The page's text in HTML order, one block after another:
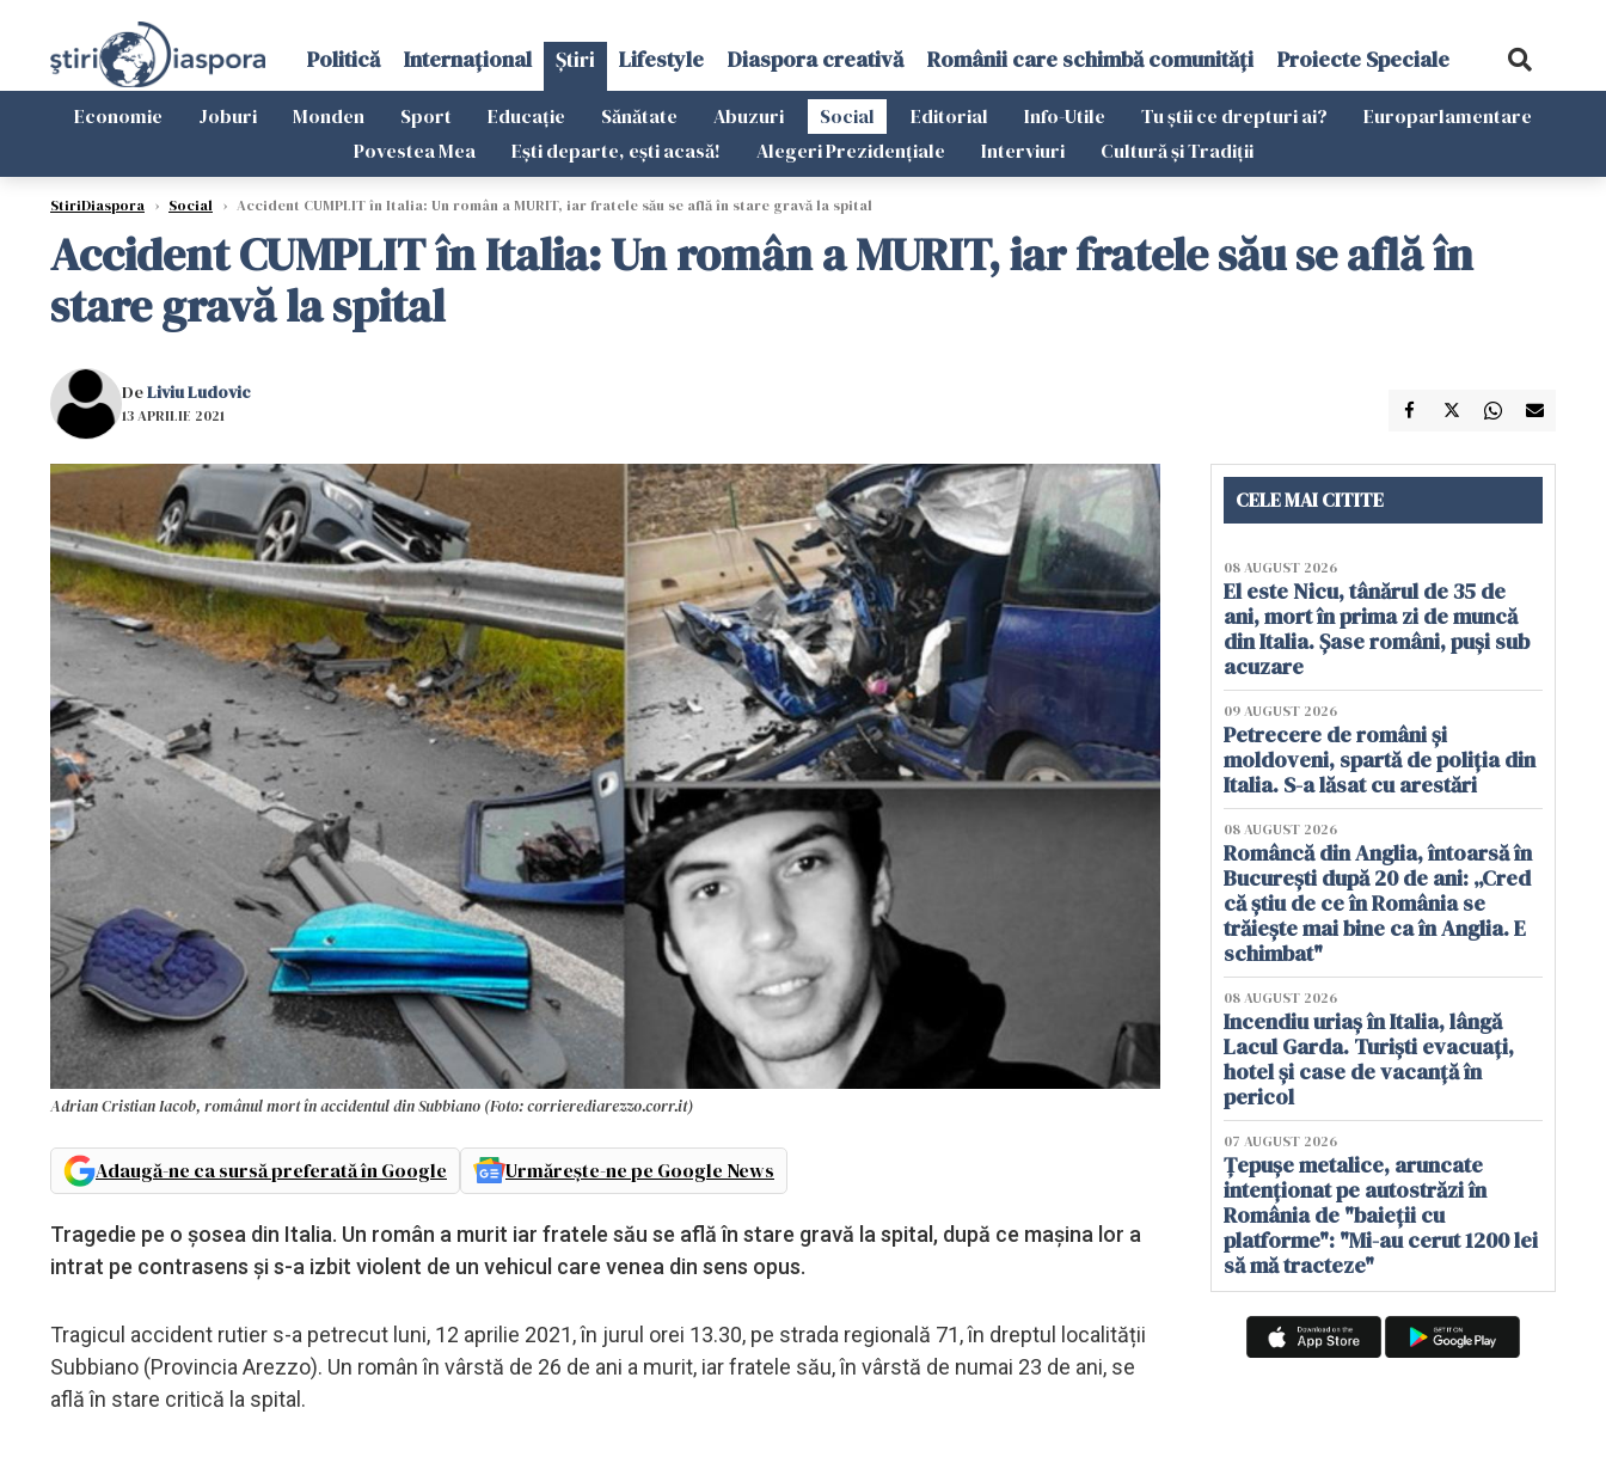
Politică Internațional Știri Lifestyle Diaspora creativă Românii care schimbă comunități Proiecte Speciale
Economie Joburi Monden Sport Educație Sănătate Abuzuri Social Editorial Info-Utile Tu știi ce drepturi ai?
Europarlamentare
Povestea Mea
Ești departe, ești acasă! Alegeri Prezidențiale Interviuri Cultură și Tradiții
StiriDiaspora › Social › Accident CUMPLIT în Italia: Un român a MURIT, iar fratele său se află în stare gravă la spital
Accident CUMPLIT în Italia: Un român a MURIT, iar fratele său se află în
stare gravă la spital
DeLiviu Ludovic
13 APRILIE 2021
Adrian Cristian Iacob, românul mort în accidentul din Subbiano (Foto: corrierediarezzo.corr.it)
Adaugă-ne ca sursă preferată în Google Urmărește-ne pe Google News
Tragedie pe o șosea din Italia. Un român a murit iar fratele său se află în stare gravă la spital, după ce mașina lor a
intrat pe contrasens și s-a izbit violent de un vehicul care venea din sens opus.
Tragicul accident rutier s-a petrecut luni, 12 aprilie 2021, în jurul orei 13.30, pe strada regională 71, în dreptul localității
Subbiano (Provincia Arezzo). Un român în vârstă de 26 de ani a murit, iar fratele său, în vârstă de numai 23 de ani, se
află în stare critică la spital.
CELE MAI CITITE
08 AUGUST 2026
El este Nicu, tânărul de 35 de
ani, mort în prima zi de muncă
din Italia. Șase români, puși sub
acuzare
09 AUGUST 2026
Petrecere de români și
moldoveni, spartă de poliția din
Italia. S-a lăsat cu arestări
08 AUGUST 2026
Româncă din Anglia, întoarsă în
București după 20 de ani: „Cred
că știu de ce în România se
trăiește mai bine ca în Anglia. E
schimbat"
08 AUGUST 2026
Incendiu uriaș în Italia, lângă
Lacul Garda. Turiști evacuați,
hotel și case de vacanță în
pericol
07 AUGUST 2026
Țepușe metalice, aruncate
intenționat pe autostrăzi în
România de "baieții cu
platforme": "Mi-au cerut 1200 lei
să mă tracteze"